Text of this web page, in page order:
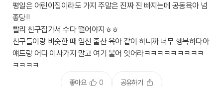
평일은 어린이집이라도 가지 주말은 진짜 진 빠지는데 공동육아 넘
좋당!!
빨리 친구집가서 수다 떨어야지ㅎㅎ
친구들이랑 비슷한 때 임신 출산 육아 같이 하니까 너무 행복하다아
얘드랑 어디 이사가지 말고 여기 붙어 잇어라ㅋㅋㅋㅋㅋㅋㅋㅋㅋ
ㅋㅋㅋㅋ
좋아요 0 공유하기